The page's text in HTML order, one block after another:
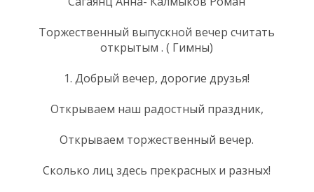
Торжественный выпускной вечер считать
открытым . ( Гимны)
1. Добрый вечер, дорогие друзья!
Открываем наш радостный праздник,
Открываем торжественный вечер.
Сколько лиц здесь прекрасных и разных!